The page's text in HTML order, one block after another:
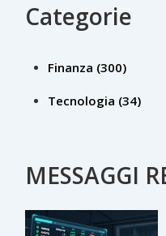
Categorie
Finanza (300)
Tecnologia (34)
MESSAGGI